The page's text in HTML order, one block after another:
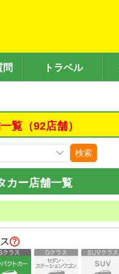
問 トラベル
覧（92店舗）
検索
カー店舗一覧